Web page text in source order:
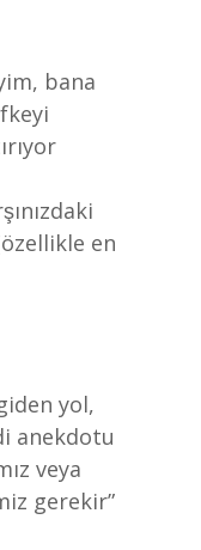
bana
en
yol,
anekdotu
veya
gerekir”